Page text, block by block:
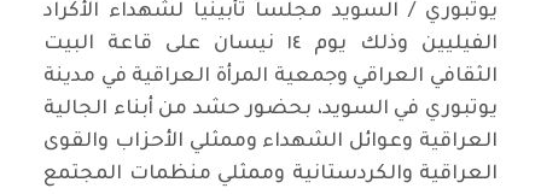
يوتبوري / السويد مجلساً تأبينياً لشهداء الأكراد
الفيليين وذلك يوم ١٤ نيسان على قاعة البيت
الثقافي العراقي وجمعية المرأة العراقية في مدينة
يوتبوري في السويد، بحضور حشد من أبناء الجالية
العراقية وعوائل الشهداء وممثلي الأحزاب والقوى
العراقية والكردستانية وممثلي منظمات المجتمع